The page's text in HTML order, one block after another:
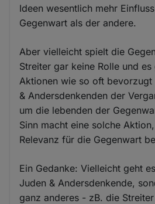
Ideen wesentlich mehr
Gegenwart als der andere.
Aber vielleicht spielt die
Streiter gar keine Rolle und
Aktionen wie so oft
& Andersdenkenden der
um die lebenden der
Sinn macht eine solche
Relevanz für die Gegenwart
Ein Gedanke: Vielleicht geht
Juden & Andersdenkende,
ganz anderes - zB. die